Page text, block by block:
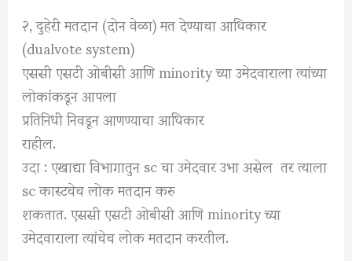
२, दुहेरी मतदान (दोन वेळा) मत देण्याचा आधिकार
(dualvote system)
एससी एसटी ओबीसी आणि minority च्या उमेदवाराला त्यांच्या
लोकांकडून आपला
प्रतिनिधी निवडून आणण्याचा आधिकार
राहील.
उदा : एखाद्या विभागातुन sc चा उमेदवार उभा असेल तर त्याला
sc कास्टचेच लोक मतदान करु
शकतात. एससी एसटी ओबीसी आणि minority च्या
उमेदवाराला त्यांचेच लोक मतदान करतील.